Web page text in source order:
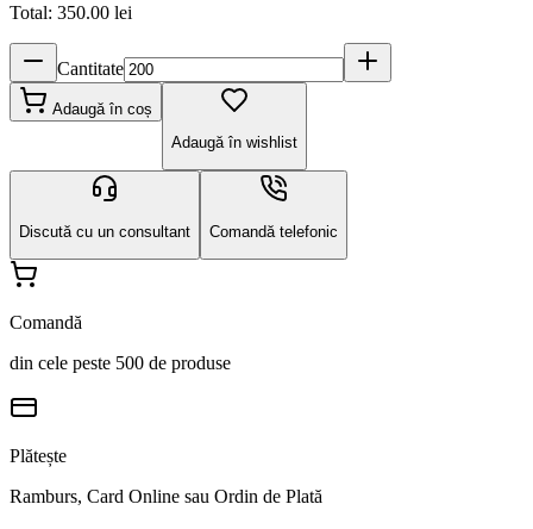
Total: 350.00 lei
Cantitate
Adaugă în coș
Adaugă în wishlist
Discută cu un consultant Comandă telefonic
Comandă
din cele peste 500 de produse
Plătește
Ramburs, Card Online sau Ordin de Plată